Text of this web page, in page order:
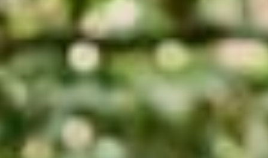
特定商取引法に基づく表記
個人情報保護方針
運営会社
株式会社竹組
〒8610136 熊本県熊本市北区植木町岩野48-1
業時間：10:00~17:00（土日祝定休）